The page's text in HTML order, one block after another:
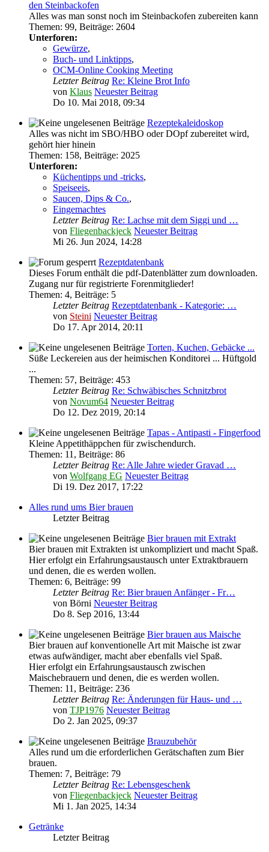
den Steinbackofen
Alles was man sonst noch im Steinbackofen zubereiten kann
Themen: 99, Beiträge: 2604
Unterforen:
Gewürze,
Buch- und Linktipps,
OCM-Online Cooking Meeting
Letzter Beitrag Re: Kleine Brot Info
von Klaus Neuester Beitrag
Do 10. Mai 2018, 09:34
Rezeptekaleidoskop
Alles was nicht im SBO/HBO oder DOpf zubereitet wird,
gehört hier hinein
Themen: 158, Beiträge: 2025
Unterforen:
Küchentipps und -tricks,
Speiseeis,
Saucen, Dips & Co.,
Eingemachtes
Letzter Beitrag Re: Lachse mit dem Siggi und …
von Fliegenbackjeck Neuester Beitrag
Mi 26. Jun 2024, 14:28
Rezeptdatenbank
Dieses Forum enthält die pdf-Datenblätter zum downloaden.
Zugang nur für registrierte Forenmitglieder!
Themen: 4, Beiträge: 5
Letzter Beitrag Rezeptdatenbank - Kategorie: …
von Steini Neuester Beitrag
Do 17. Apr 2014, 20:11
Torten, Kuchen, Gebäcke ...
Süße Leckereien aus der heimischen Konditorei ... Hüftgold
...
Themen: 57, Beiträge: 453
Letzter Beitrag Re: Schwäbisches Schnitzbrot
von Novum64 Neuester Beitrag
Do 12. Dez 2019, 20:14
Tapas - Antipasti - Fingerfood
Kleine Appetithäppchen für zwischendurch.
Themen: 11 , Beiträge: 86
Letzter Beitrag Re: Alle Jahre wieder Gravad …
von Wolfgang EG Neuester Beitrag
Di 19. Dez 2017, 17:22
Alles rund ums Bier brauen
Letzter Beitrag
Bier brauen mit Extrakt
Bier brauen mit Extrakten ist unkompliziert und macht Spaß.
Hier erfolgt ein Erfahrungsaustausch unter Extraktbrauern
und denen, die es werden wollen.
Themen: 6, Beiträge: 99
Letzter Beitrag Re: Bier brauen Anfänger - Fr…
von Börni Neuester Beitrag
Do 8. Sep 2016, 13:44
Bier brauen aus Maische
Bier brauen auf konventionelle Art mit Maische ist zwar
etwas aufwändiger, macht aber ebenfalls viel Spaß.
Hier erfolgt ein Erfahrungsaustausch zwischen
Maischebrauern und denen, die es werden wollen.
Themen: 11 , Beiträge: 236
Letzter Beitrag Re: Änderungen für Haus- und …
von TJP1976 Neuester Beitrag
Do 2. Jan 2025, 09:37
Brauzubehör
Alles rund um die erforderlichen Gerätschaften zum Bier
brauen.
Themen: 7, Beiträge: 79
Letzter Beitrag Re: Lebensgeschenk
von Fliegenbackjeck Neuester Beitrag
Mi 1. Jan 2025, 14:34
Getränke
Letzter Beitrag